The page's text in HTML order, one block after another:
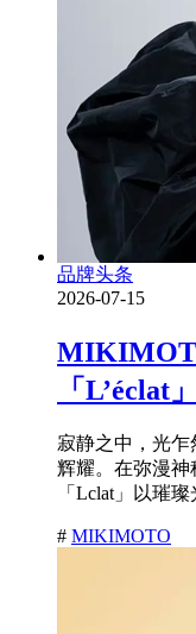
品牌头条
2026-07-15
「L’éclat
寂静之中，光乍
辉耀。在弥漫神
「Lclat」以璀
# MIKIMOTO